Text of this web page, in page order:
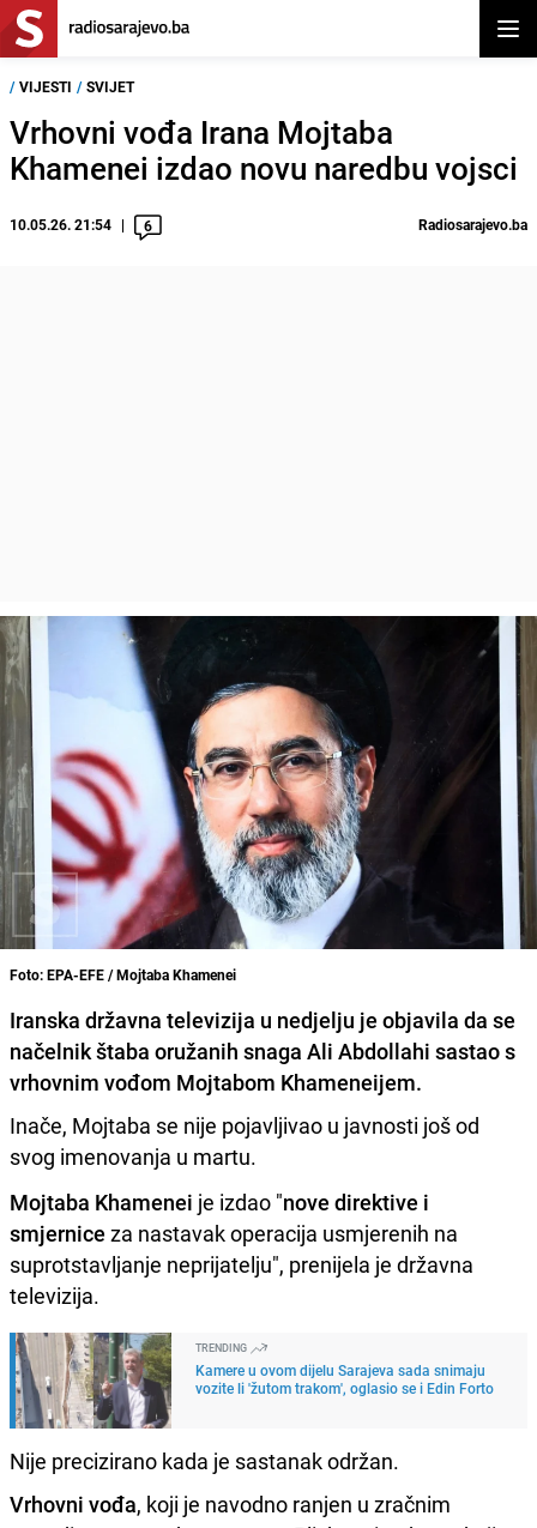
/ VIJESTI / SVIJET
Vrhovni vođa Irana Mojtaba
Khamenei izdao novu naredbu vojsci
10.05.26. 21:54 6 Radiosarajevo.ba
Foto: EPA-EFE / Mojtaba Khamenei
Iranska državna televizija u nedjelju je objavila da se
načelnik štaba oružanih snaga Ali Abdollahi sastao s
vrhovnim vođom Mojtabom Khameneijem.
Inače, Mojtaba se nije pojavljivao u javnosti još od
svog imenovanja u martu.
Mojtaba Khamenei je izdao "nove direktive i
smjernice za nastavak operacija usmjerenih na
suprotstavljanje neprijatelju", prenijela je državna
televizija.
TRENDING
Kamere u ovom dijelu Sarajeva sada snimaju
vozite li 'žutom trakom', oglasio se i Edin Forto
Nije precizirano kada je sastanak održan.
Vrhovni vođa, koji je navodno ranjen u zračnim